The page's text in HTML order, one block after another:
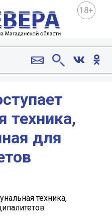
18+
техника,
для
техника,